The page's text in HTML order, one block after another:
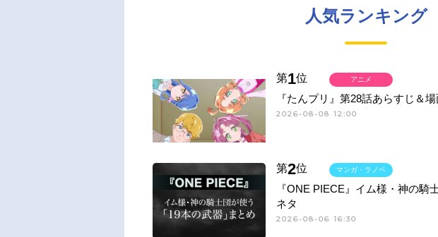
人気ランキング
第1位
『たんプリ』第28話あらすじ＆
2026-08-08 12:00
アニメ
第2位
『ONE PIECE』イム様・神の騎
ネタ
2026-08-06 16:30
マンガ・ラノベ